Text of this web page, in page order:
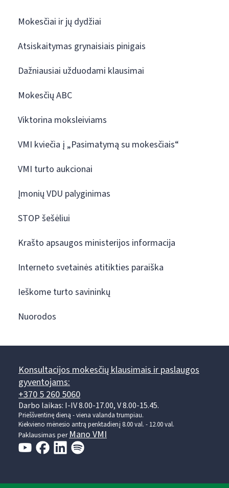
Mokesčiai ir jų dydžiai
Atsiskaitymas grynaisiais pinigais
Dažniausiai užduodami klausimai
Mokesčių ABC
Viktorina moksleiviams
VMI kviečia į „Pasimatymą su mokesčiais“
VMI turto aukcionai
Įmonių VDU palyginimas
STOP šešėliui
Krašto apsaugos ministerijos informacija
Interneto svetainės atitikties paraiška
Ieškome turto savininkų
Nuorodos
Konsultacijos mokesčių klausimais ir paslaugos
gyventojams:
+370 5 260 5060
Darbo laikas: I-IV 8.00-17.00, V 8.00-15.45.
Prieššventinę dieną - viena valanda trumpiau.
Kiekvieno mėnesio antrą penktadienį 8.00 val. - 12.00 val.
Paklausimas per Mano VMI